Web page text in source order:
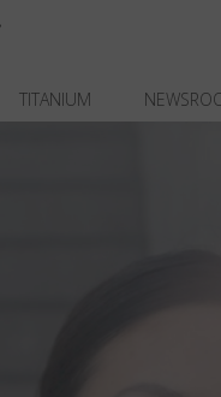
TITANIUM